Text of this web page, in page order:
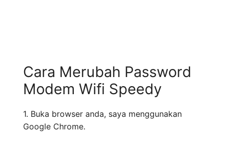
Cara Merubah Password
Modem Wifi Speedy
1. Buka browser anda, saya menggunakan
Google Chrome.